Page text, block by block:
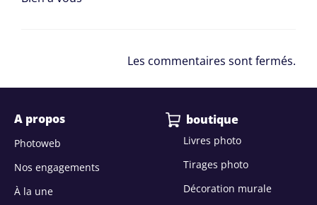
Les commentaires sont fermés.
A propos
Photoweb
Nos engagements
À la une
boutique
Livres photo
Tirages photo
Décoration murale